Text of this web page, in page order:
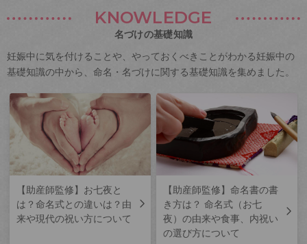
KNOWLEDGE
名づけの基礎知識
妊娠中に気を付けることや、やっておくべきことがわかる妊娠中の
基礎知識の中から、命名・名づけに関する基礎知識を集めました。
【助産師監修】お七夜と
は？命名式との違いは？由
来や現代の祝い方について
【助産師監修】命名書の書
き方は？ 命名式（お七
夜）の由来や食事、内祝い
の選び方について